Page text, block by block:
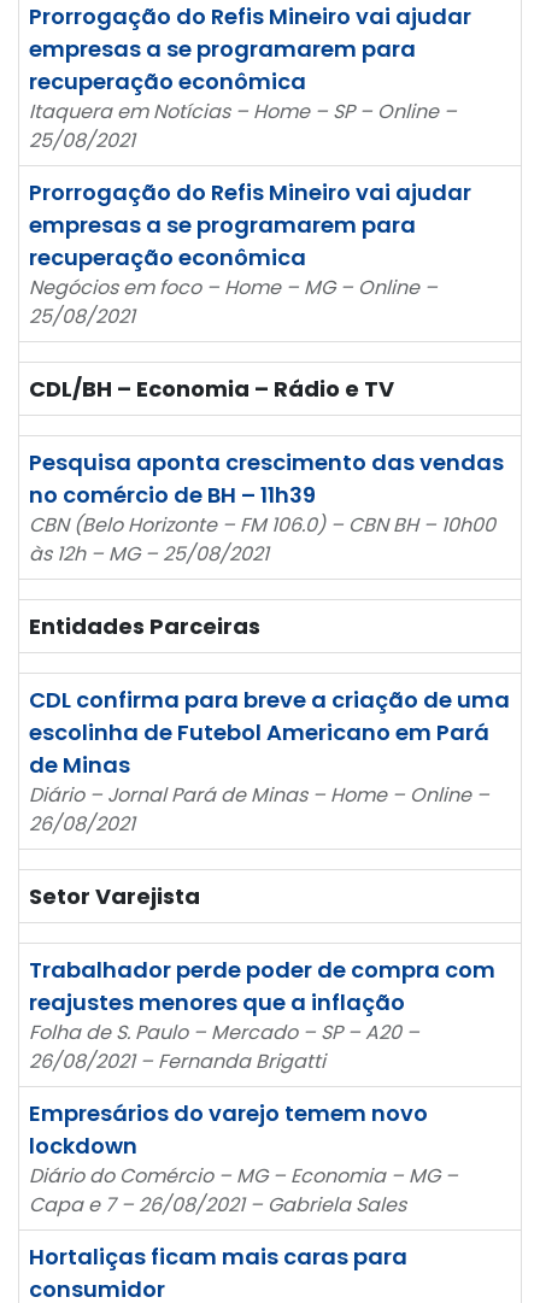
Prorrogação do Refis Mineiro vai ajudar
empresas a se programarem para
recuperação econômica
Itaquera em Notícias – Home – SP – Online –
25/08/2021
Prorrogação do Refis Mineiro vai ajudar
empresas a se programarem para
recuperação econômica
Negócios em foco – Home – MG – Online –
25/08/2021
CDL/BH – Economia – Rádio e TV
Pesquisa aponta crescimento das vendas
no comércio de BH – 11h39
CBN (Belo Horizonte – FM 106.0) – CBN BH – 10h00
às 12h – MG – 25/08/2021
Entidades Parceiras
CDL confirma para breve a criação de uma
escolinha de Futebol Americano em Pará
de Minas
Diário – Jornal Pará de Minas – Home – Online –
26/08/2021
Setor Varejista
Trabalhador perde poder de compra com
reajustes menores que a inflação
Folha de S. Paulo – Mercado – SP – A20 –
26/08/2021 – Fernanda Brigatti
Empresários do varejo temem novo
lockdown
Diário do Comércio – MG – Economia – MG –
Capa e 7 – 26/08/2021 – Gabriela Sales
Hortaliças ficam mais caras para
consumidor